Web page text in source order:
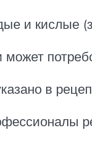
и кислые
в